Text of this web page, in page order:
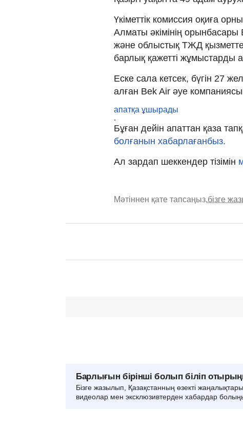
Үкіметтік комиссия оқиға
Алматы әкімінің
және облыстық ТЖД
барлық қажетті жұмыстарды
Еске сала кетсек, бүгін 27
алған Bek Air әуе
апатқа ұшырады
.
Бұған дейін апаттан қаза
болғанын хабарлағанбыз.
Ал зардап шеккендер тізімін
Мәтіннен қате тапсаңыз,бізге
Барлығын бірінші болып біліп
Бізге жазылып, Қазақстанның өзекті
видеолар мен эксклюзивтерден хабардар